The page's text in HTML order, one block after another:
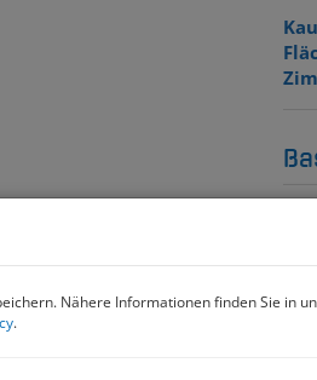
Nähere Informationen finden Sie in
.